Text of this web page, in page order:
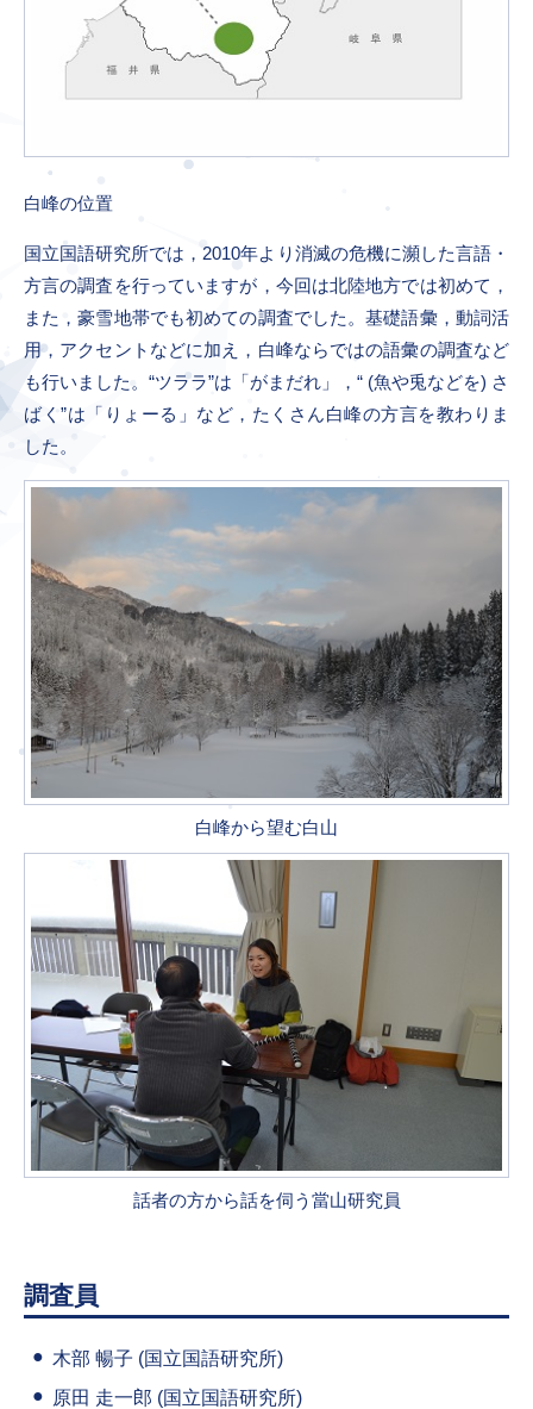
白峰の位置
国立国語研究所では，2010年より消滅の危機に瀕した言語・
方言の調査を行っていますが，今回は北陸地方では初めて，
また，豪雪地帯でも初めての調査でした。基礎語彙，動詞活
用，アクセントなどに加え，白峰ならではの語彙の調査など
も行いました。“ツララ”は「がまだれ」，“ (魚や兎などを) さ
ばく”は「りょーる」など，たくさん白峰の方言を教わりま
した。
白峰から望む白山
話者の方から話を伺う當山研究員
調査員
木部 暢子 (国立国語研究所)
原田 走一郎 (国立国語研究所)